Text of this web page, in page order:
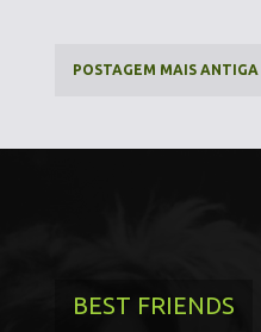
POSTAGEM MAIS ANTIGA
BEST FRIENDS